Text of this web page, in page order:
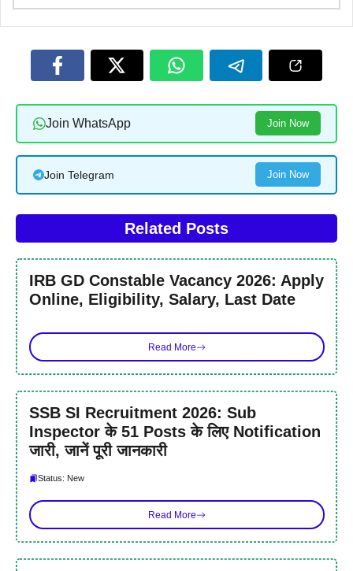
Join WhatsApp Join Now
Join Telegram Join Now
Related Posts
IRB GD Constable Vacancy 2026: Apply
Online, Eligibility, Salary, Last Date
Read More
SSB SI Recruitment 2026: Sub
Inspector के 51 Posts के लिए Notification
जारी, जानें पूरी जानकारी
Status: New
Read More